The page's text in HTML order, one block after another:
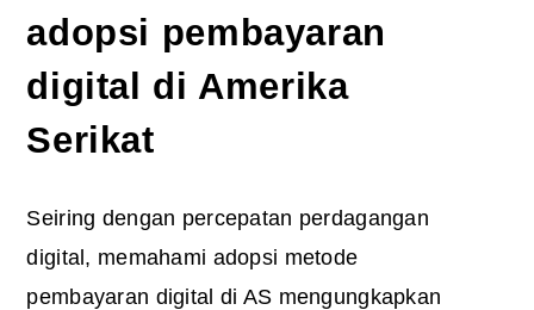
adopsi pembayaran
digital di Amerika
Serikat
Seiring dengan percepatan perdagangan
digital, memahami adopsi metode
pembayaran digital di AS mengungkapkan